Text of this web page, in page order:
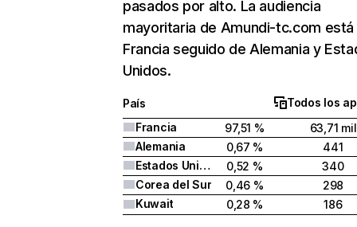
pasados por alto. La audiencia
mayoritaria de Amundi-tc.com está
Francia seguido de Alemania y
Unidos.
País
Todos los
Francia
97,51 %
63,71 mil
Alemania
0,67 %
441
Estados Unidos
0,52 %
340
Corea del Sur
0,46 %
298
Kuwait
0,28 % 186